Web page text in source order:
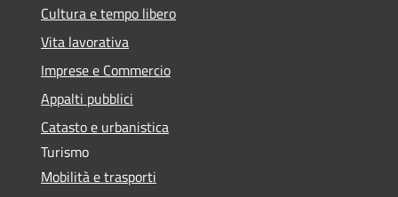
Cultura e tempo libero
Vita lavorativa
Imprese e Commercio
Appalti pubblici
Catasto e urbanistica
Turismo
Mobilità e trasporti